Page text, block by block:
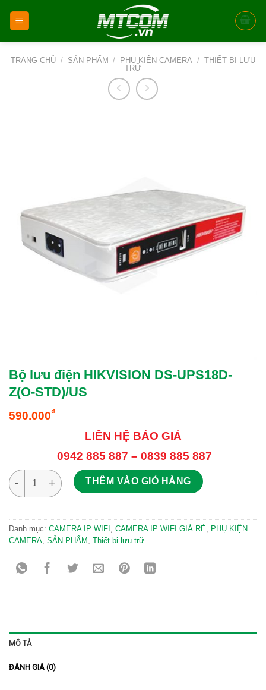
TRANG CHỦ / SẢN PHẨM / PHỤ KIỆN CAMERA / THIẾT BỊ LƯU
TRỮ
Bộ lưu điện HIKVISION DS-UPS18D-
Z(O-STD)/US
590.000₫
LIÊN HỆ BÁO GIÁ
0942 885 887 – 0839 885 887
Bộ lưu điện HIKVISION DS-UPS18D-Z(O-STD)/US số lượng
THÊM VÀO GIỎ HÀNG
Danh mục: CAMERA IP WIFI CAMERA IP WIFI GIÁ RẺ
PHỤ KIỆN
CAMERA SẢN PHẨM Thiết bị lưu trữ
MÔ TẢ
ĐÁNH GIÁ (0)